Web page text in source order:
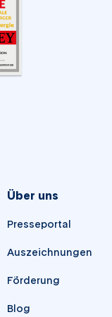
Über uns
Presseportal
Auszeichnungen
Förderung
Blog